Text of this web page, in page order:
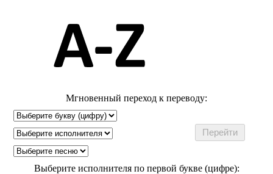
Мгновенный переход к переводу:
Выберите исполнителя по первой букве (цифре):